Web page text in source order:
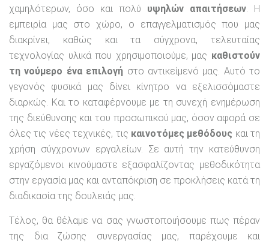
χαμηλότερων, όσο και πολύ υψηλών απαιτήσεων. Η
εμπειρία μας στο χώρο, ο επαγγελματισμός που μας
διακρίνει, καθώς και τα σύγχρονα, τελευταίας
τεχνολογίας υλικά που χρησιμοποιούμε, μας καθιστούν
τη νούμερο ένα επιλογή στο αντικείμενό μας. Αυτό το
γεγονός φυσικά μας δίνει κίνητρο να εξελισσόμαστε
διαρκώς. Και το καταφέρνουμε με τη συνεχή ενημέρωση
της διεύθυνσης και του προσωπικού μας, όσον αφορά σε
όλες τις νέες τεχνικές, τις καινοτόμες μεθόδους και τη
χρήση σύγχρονων εργαλείων. Σε αυτή την κατεύθυνση
εργαζόμενοι κινούμαστε εξασφαλίζοντας μεθοδικότητα
στην εργασία μας και ανταπόκριση σε προκλήσεις κατά τη
διαδικασία της δουλειάς μας.
Τέλος, θα θέλαμε να σας γνωστοποιήσουμε πως πέραν
της δια ζώσης συνεργασίας μας, παρέχουμε και